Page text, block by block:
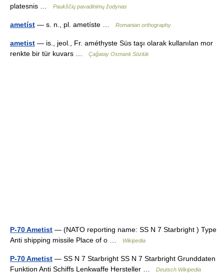
platesnis …
Paukščių pavadinimų žodynas
ametíst — s. n., pl. ametíste … Romanian orthography
ametist — is., jeol., Fr. améthyste Süs taşı olarak kullanılan mor
renkte bir tür kuvars …
Çağatay Osmanlı Sözlük
P-70 Ametist — (NATO reporting name: SS N 7 Starbright ) Type
Anti shipping missile Place of o …
Wikipedia
P-70 Ametist — SS N 7 Starbright SS N 7 Starbright Grunddaten
Funktion Anti Schiffs Lenkwaffe Hersteller …
Deutsch Wikipedia